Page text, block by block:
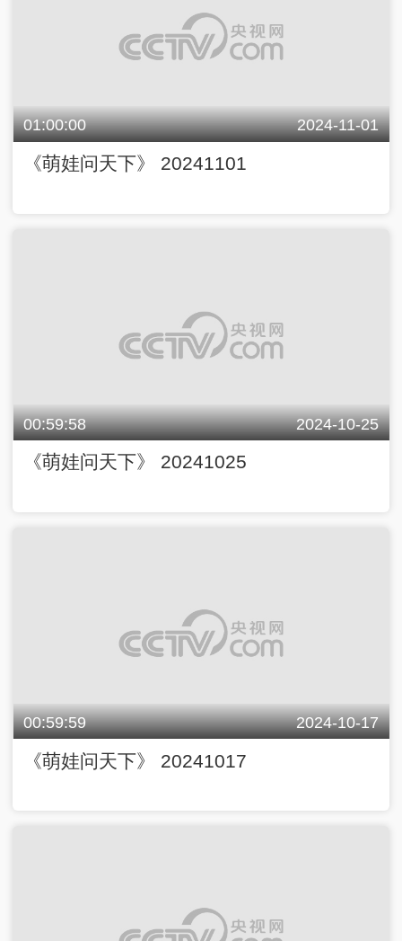
01:00:00 2024-11-01
《萌娃问天下》 20241101
00:59:58 2024-10-25
《萌娃问天下》 20241025
00:59:59 2024-10-17
《萌娃问天下》 20241017